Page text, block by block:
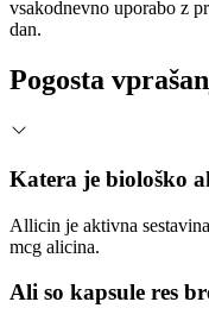
vsakodnevno uporabo z
dan.
Pogosta
Katera je biološko
Allicin je aktivna
mcg alicina.
Ali so kapsule res